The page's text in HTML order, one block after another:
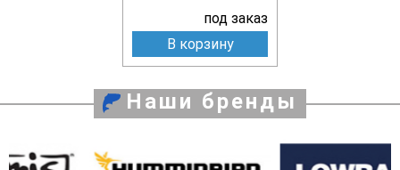
под заказ
В корзину
Наши бренды